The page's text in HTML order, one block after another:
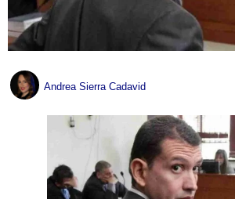
Andrea Sierra Cadavid